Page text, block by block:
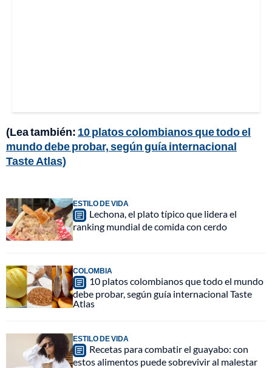
(Lea también: 10 platos colombianos que todo el
mundo debe probar, según guía internacional
Taste Atlas)
ESTILO DE VIDA
Lechona, el plato típico que lidera el
ranking mundial de comida con cerdo
COLOMBIA
10 platos colombianos que todo el mundo
debe probar, según guía internacional Taste
Atlas
ESTILO DE VIDA
Recetas para combatir el guayabo: con
estos alimentos puede sobrevivir al malestar